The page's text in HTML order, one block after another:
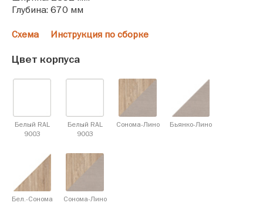
Глубина: 670 мм
Схема Инструкция по сборке
Цвет корпуса
Белый RAL
9003
Белый RAL
9003
Сонома-Лино Бьянко-Лино
Бел.-Сонома Сонома-Лино